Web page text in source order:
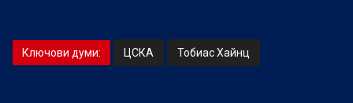
Ключови думи: ЦСКА Тобиас Хайнц